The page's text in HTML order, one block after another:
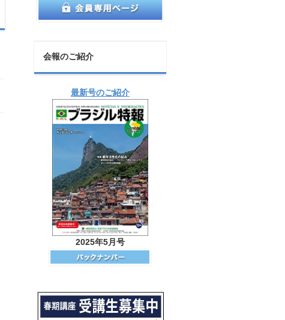
会報のご紹介
最新号のご紹介
2025年5月号